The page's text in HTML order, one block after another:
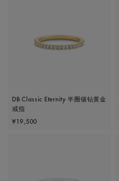
DB Classic Eternity 半圈镶钻黄金
戒指
Original price
¥19,500